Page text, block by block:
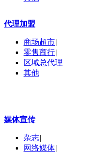
代理加盟
商场超市|
零售商行|
区域总代理|
其他
媒体宣传
杂志|
网络媒体|